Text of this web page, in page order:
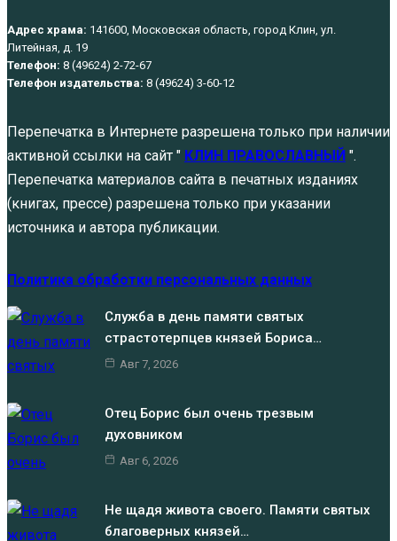
Адрес храма: 141600, Московская область, город Клин, ул.
Литейная, д. 19
Телефон: 8 (49624) 2-72-67
Телефон издательства: 8 (49624) 3-60-12
Перепечатка в Интернете разрешена только при наличии
активной ссылки на сайт " КЛИН ПРАВОСЛАВНЫЙ ".
Перепечатка материалов сайта в печатных изданиях
(книгах, прессе) разрешена только при указании
источника и автора публикации.
Политика обработки персональных данных
Служба в день памяти святых
страстотерпцев князей Бориса…
Авг 7, 2026
Отец Борис был очень трезвым
духовником
Авг 6, 2026
Не щадя живота своего. Памяти святых
благоверных князей…